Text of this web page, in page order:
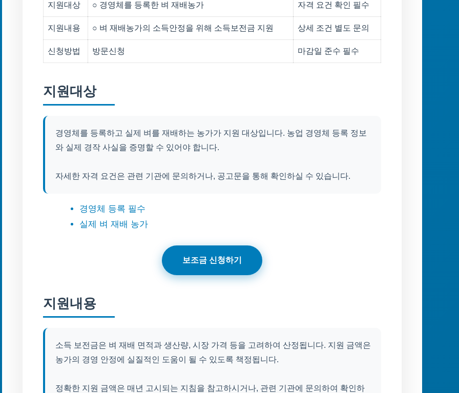
지원대상 ○ 경영체를 등록한 벼 재배농가 자격 요건 확인 필수
지원내용 ○ 벼 재배농가의 소득안정을 위해 소득보전금 지원 상세 조건 별도 문의
신청방법 방문신청 마감일 준수 필수
지원대상
경영체를 등록하고 실제 벼를 재배하는 농가가 지원 대상입니다. 농업 경영체 등록 정보
와 실제 경작 사실을 증명할 수 있어야 합니다.
자세한 자격 요건은 관련 기관에 문의하거나, 공고문을 통해 확인하실 수 있습니다.
경영체 등록 필수
실제 벼 재배 농가
보조금 신청하기
지원내용
소득 보전금은 벼 재배 면적과 생산량, 시장 가격 등을 고려하여 산정됩니다. 지원 금액은
농가의 경영 안정에 실질적인 도움이 될 수 있도록 책정됩니다.
정확한 지원 금액은 매년 고시되는 지침을 참고하시거나, 관련 기관에 문의하여 확인하